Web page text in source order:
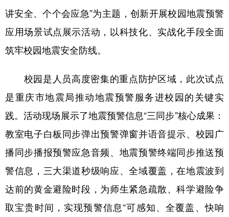
讲安全、个个会应急”为主题，创新开展校园地震预警
应用场景试点展示活动，以科技化、实战化手段全面
筑牢校园地震安全防线。
校园是人员高度密集的重点防护区域，此次试点
是重庆市地震局推动地震预警服务进校园的关键实
践。活动现场展示了地震预警信息“三同步”核心成果：
教室电子白板同步弹出预警弹窗并语音提示、校园广
播同步播报预警应急音频、地震预警终端同步推送预
警信息，三大渠道秒级响应、全域覆盖，在地震波到
达前的黄金避险时段，为师生紧急疏散、科学避险争
取宝贵时间，实现预警信息“可感知、全覆盖、快响